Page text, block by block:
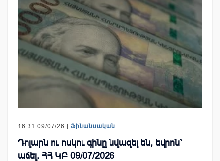
16:31 09/07/26 | Ֆինանսական
Դոլարն ու ոսկու գինը նվազել են, եվրոն՝
աճել. ՀՀ ԿԲ 09/07/2026